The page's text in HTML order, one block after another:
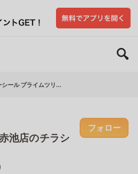
シール プライムツリ...
池店のチラシ
フォロー